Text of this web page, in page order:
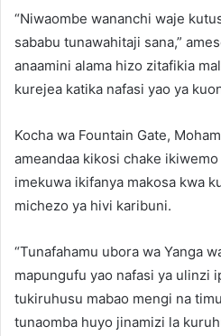
“Niwaombe wananchi waje
sababu tunawahitaji sana,”
anaamini alama hizo zitafikia
kurejea katika nafasi yao ya
Kocha wa Fountain Gate,
ameandaa kikosi chake
imekuwa ikifanya makosa kwa
michezo ya hivi karibuni.
“Tunafahamu ubora wa Yanga
mapungufu yao nafasi ya ulinzi
tukiruhusu mabao mengi na
tunaomba huyo jinamizi la